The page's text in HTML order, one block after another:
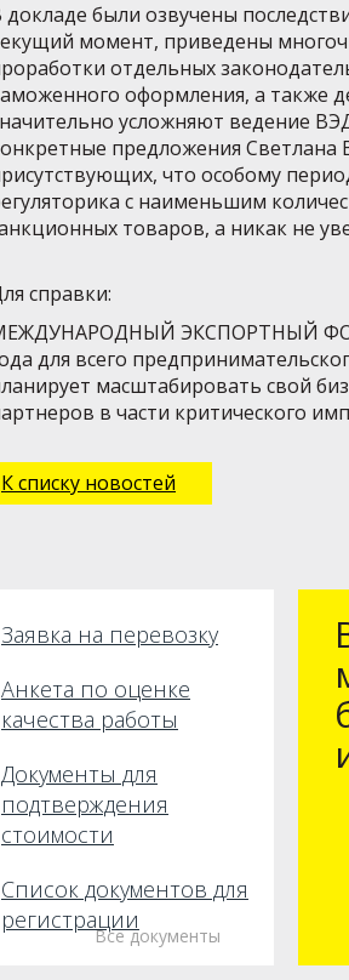
докладе были озвучены
момент, приведены
отдельных
оформления, а также
усложняют ведение
предложения Светлана
что особому
с наименьшим
товаров, а никак не
справки:
ЭКСПОРТНЫЙ
для всего
масштабировать свой
в части критического
К списку новостей
Заявка на перевозку
Анкета по оценке
качества работы
Документы для
подтверждения
стоимости
Список документов для
регистрации
Все документы